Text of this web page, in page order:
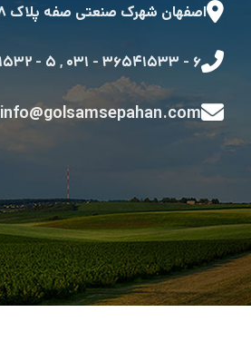
اصفهان شهرک صنعتی صفه پلاک ۱۸
۶ - ۳۶۵۴۱۵۳۳ - ۰۳۱ , ۵ - ۳۱۳۱۱۵۳۲ - ۰۳۱
info@golsamsepahan.com